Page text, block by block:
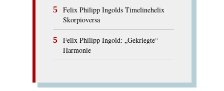
Felix Philipp Ingolds Timelinehelix
Skorpioversa
Felix Philipp Ingold: „Gekriegte“
Harmonie